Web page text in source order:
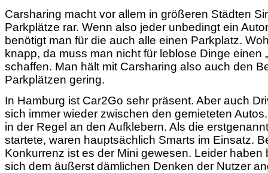
Carsharing macht vor allem in größeren Städten
Parkplätze rar. Wenn also jeder unbedingt ein
benötigt man für die auch alle einen Parkplatz.
knapp, da muss man nicht für leblose Dinge einen
schaffen. Man hält mit Carsharing also auch den
Parkplätzen gering.
In Hamburg ist Car2Go sehr präsent. Aber auch
sich immer wieder zwischen den gemieteten
in der Regel an den Aufklebern. Als die
startete, waren hauptsächlich Smarts im Einsatz.
Konkurrenz ist es der Mini gewesen. Leider haben
sich dem äußerst dämlichen Denken der Nutzer